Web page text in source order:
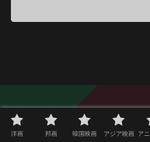
ミルク
洋画 邦画 韓国映画 アジア映画 ア